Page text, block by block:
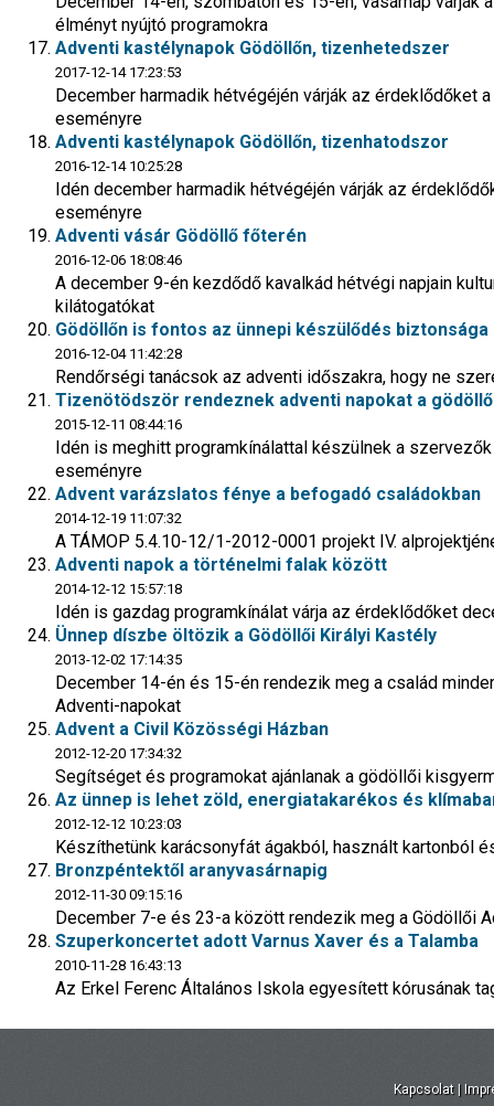
élményt nyújtó programokra
Adventi kastélynapok Gödöllőn, tizenhetedszer
2017-12-14 17:23:53
December harmadik hétvégéjén várják az érdeklődőket
eseményre
Adventi kastélynapok Gödöllőn, tizenhatodszor
2016-12-14 10:25:28
Idén december harmadik hétvégéjén várják az
eseményre
Adventi vásár Gödöllő főterén
2016-12-06 18:08:46
A december 9-én kezdődő kavalkád hétvégi napjain
kilátogatókat
Gödöllőn is fontos az ünnepi készülődés biztonsága
2016-12-04 11:42:28
Rendőrségi tanácsok az adventi időszakra, hogy ne
Tizenötödször rendeznek adventi napokat a
2015-12-11 08:44:16
Idén is meghitt programkínálattal készülnek a
eseményre
Advent varázslatos fénye a befogadó családokban
2014-12-19 11:07:32
A TÁMOP 5.4.10-12/1-2012-0001 projekt IV.
Adventi napok a történelmi falak között
2014-12-12 15:57:18
Idén is gazdag programkínálat várja az érdeklődőket
Ünnep díszbe öltözik a Gödöllői Királyi Kastély
2013-12-02 17:14:35
December 14-én és 15-én rendezik meg a család
Adventi-napokat
Advent a Civil Közösségi Házban
2012-12-20 17:34:32
Segítséget és programokat ajánlanak a gödöllői
Az ünnep is lehet zöld, energiatakarékos és
2012-12-12 10:23:03
Készíthetünk karácsonyfát ágakból, használt kartonból
Bronzpéntektől aranyvasárnapig
2012-11-30 09:15:16
December 7-e és 23-a között rendezik meg a Gödöllői
Szuperkoncertet adott Varnus Xaver és a Talamba
2010-11-28 16:43:13
Az Erkel Ferenc Általános Iskola egyesített kórusának
Kapcsolat |